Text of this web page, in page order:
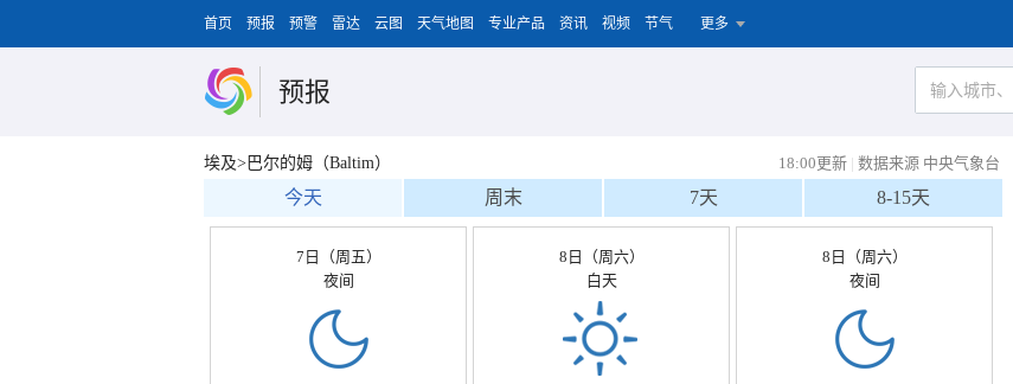
首页 预报 预警 雷达 云图 天气地图 专业产品 资讯 视频 节气 更多
预报
埃及>巴尔的姆（Baltim） 18:00更新 | 数据来源 中央气象台
今天 周末 7天 8-15天
7日（周五）
夜间
8日（周六）
白天
8日（周六）
夜间